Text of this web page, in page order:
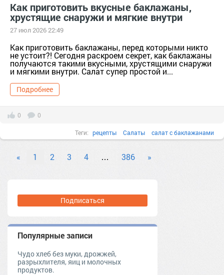
Как приготовить вкусные баклажаны,
хрустящие снаружи и мягкие внутри
27 июл 2026 22:49
Как приготовить баклажаны, перед которыми никто
не устоит?! Сегодня раскроем секрет, как баклажаны
получаются такими вкусными, хрустящими снаружи
и мягкими внутри. Салат супер простой и...
Подробнее
0 0
Теги: рецепты Салаты салат с баклажанами
« 1 2 3 4 … 386 »
Подписаться
Популярные записи
Чудо хлеб без муки, дрожжей,
разрыхлителя, яиц и молочных
продуктов.